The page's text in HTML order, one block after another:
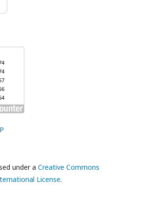
under a Creative Commons
License.